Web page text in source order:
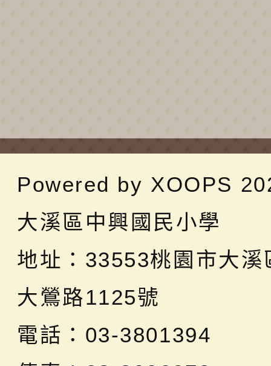
Powered by XOOPS
大溪區中興國民小學
地址： 33553桃園市大溪
大鶯路1125號
電話：03-3801394